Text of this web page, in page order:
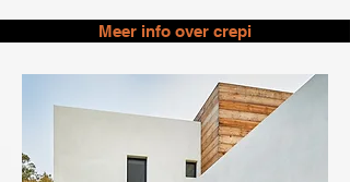
Meer info over crepi